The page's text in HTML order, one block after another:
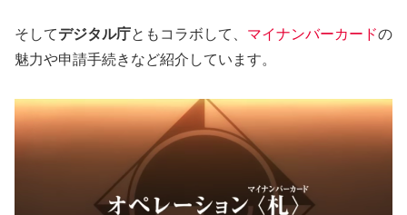
そしてデジタル庁ともコラボして、 マイナンバーカードの
魅力や申請手続きなど紹介しています。